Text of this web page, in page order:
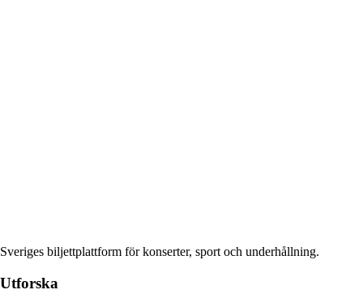
Sveriges biljettplattform för konserter, sport och underhållning.
Utforska